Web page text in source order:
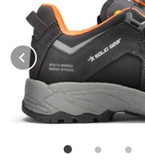
Prev